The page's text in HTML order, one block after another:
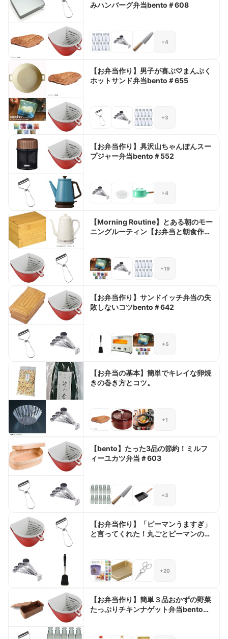
みハンバーグ弁当bento＃608
+4
【お弁当作り】男子が喜ぶ♡まんぷく
ホットサンド弁当bento＃655
+3
【お弁当作り】具沢山ちゃんぽんスー
プジャー弁当bento＃552
+4
【Morning Routine】とある朝のモー
ニングルーティン【お弁当と朝食作
+19
【お弁当作り】サンドイッチ弁当の失
敗しないコツbento＃642
+5
【お弁当の基本】簡単でキレイな卵焼
きの巻き方とコツ。
+1
【bento】たった3品の節約！ミルフ
ィーユカツ弁当＃603
+3
【お弁当作り】「ピーマンうますぎ」
と言ってくれた！丸ごとピーマンのチ
+20
【お弁当作り】簡単３品おかずの野菜
たっぷりチキンナゲット弁当bento＃